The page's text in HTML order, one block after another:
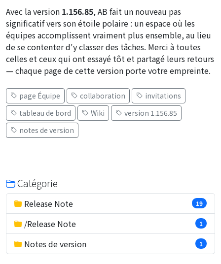
Avec la version 1.156.85, AB fait un nouveau pas
significatif vers son étoile polaire : un espace où les
équipes accomplissent vraiment plus ensemble, au lieu
de se contenter d'y classer des tâches. Merci à toutes
celles et ceux qui ont essayé tôt et partagé leurs retours
— chaque page de cette version porte votre empreinte.
page Équipe collaboration
invitations
tableau de bord
Wiki
version 1.156.85
notes de version
Catégorie
Release Note 19
/Release Note 1
Notes de version 1